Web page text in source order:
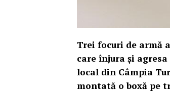
Trei focuri de armă
care înjura şi
local din Câmpia
montată o boxă pe